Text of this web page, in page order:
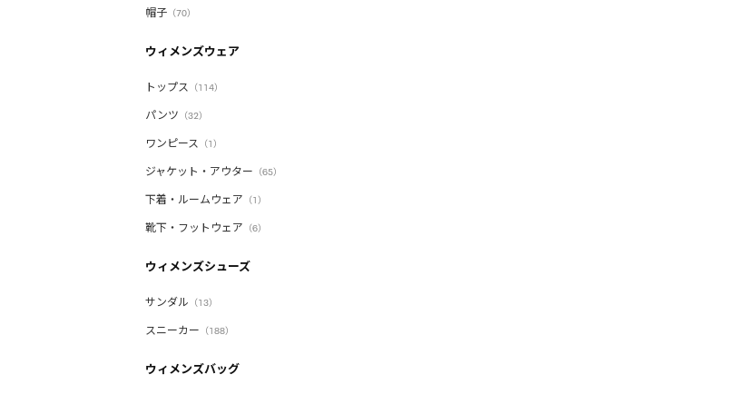
帽子 （70）
ウィメンズウェア
トップス （114）
パンツ （32）
ワンピース （1）
ジャケット・アウター （65）
下着・ルームウェア （1）
靴下・フットウェア （6）
ウィメンズシューズ
サンダル （13）
スニーカー （188）
ウィメンズバッグ